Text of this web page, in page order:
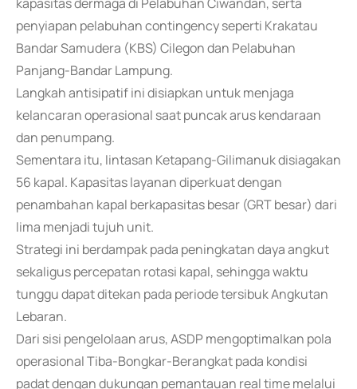
penyiapan pelabuhan contingency seperti Krakatau
Bandar Samudera (KBS) Cilegon dan Pelabuhan
Panjang-Bandar Lampung.
Langkah antisipatif ini disiapkan untuk menjaga
kelancaran operasional saat puncak arus kendaraan
dan penumpang.
Sementara itu, lintasan Ketapang-Gilimanuk disiagakan
56 kapal. Kapasitas layanan diperkuat dengan
penambahan kapal berkapasitas besar (GRT besar) dari
lima menjadi tujuh unit.
Strategi ini berdampak pada peningkatan daya angkut
sekaligus percepatan rotasi kapal, sehingga waktu
tunggu dapat ditekan pada periode tersibuk Angkutan
Lebaran.
Dari sisi pengelolaan arus, ASDP mengoptimalkan pola
operasional Tiba-Bongkar-Berangkat pada kondisi
padat dengan dukungan pemantauan real time melalui